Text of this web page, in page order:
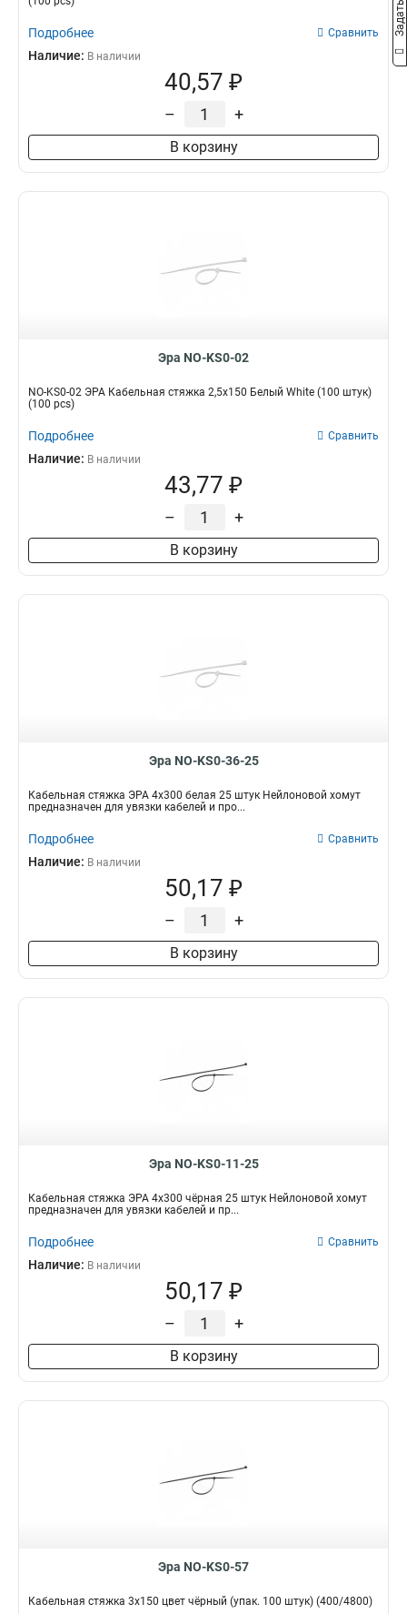
Подробнее Сравнить
Наличие: В наличии
40,57 ₽
– +
В корзину
Эра NO-KS0-02
NO-KS0-02 ЭРА Кабельная стяжка 2,5х150 Белый White (100 штук)
(100 pcs)
Подробнее Сравнить
Наличие: В наличии
43,77 ₽
– +
В корзину
Эра NO-KS0-36-25
Кабельная стяжка ЭРА 4x300 белая 25 штук Нейлоновой хомут
предназначен для увязки кабелей и про...
Подробнее Сравнить
Наличие: В наличии
50,17 ₽
– +
В корзину
Эра NO-KS0-11-25
Кабельная стяжка ЭРА 4x300 чёрная 25 штук Нейлоновой хомут
предназначен для увязки кабелей и пр...
Подробнее Сравнить
Наличие: В наличии
50,17 ₽
– +
В корзину
Эра NO-KS0-57
Кабельная стяжка 3х150 цвет чёрный (упак. 100 штук) (400/4800)